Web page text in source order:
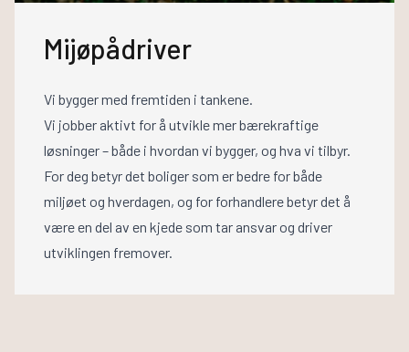
Mijøpådriver
Vi bygger med fremtiden i tankene.
Vi jobber aktivt for å utvikle mer bærekraftige
løsninger – både i hvordan vi bygger, og hva vi tilbyr.
For deg betyr det boliger som er bedre for både
miljøet og hverdagen, og for forhandlere betyr det å
være en del av en kjede som tar ansvar og driver
utviklingen fremover.